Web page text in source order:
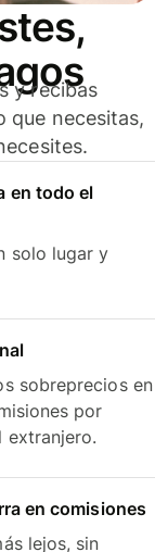
y recibas
que necesitas,
en todo el
solo lugar y
sobreprecios en
por
extranjero.
en comisiones
lejos, sin